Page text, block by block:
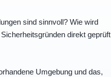
sind sinnvoll? Wie wird
direkt geprüft
Umgebung und das,